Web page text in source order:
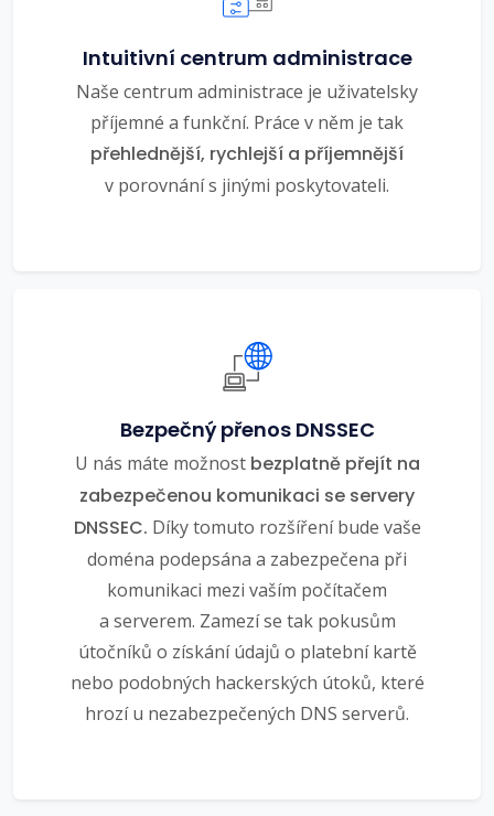
Intuitivní centrum administrace
Naše centrum administrace je uživatelsky
příjemné a funkční. Práce v něm je tak
přehlednější, rychlejší a příjemnější
v porovnání s jinými poskytovateli.
Bezpečný přenos DNSSEC
U nás máte možnost bezplatně přejít na
zabezpečenou komunikaci se servery
DNSSEC. Díky tomuto rozšíření bude vaše
doména podepsána a zabezpečena při
komunikaci mezi vaším počítačem
a serverem. Zamezí se tak pokusům
útočníků o získání údajů o platební kartě
nebo podobných hackerských útoků, které
hrozí u nezabezpečených DNS serverů.